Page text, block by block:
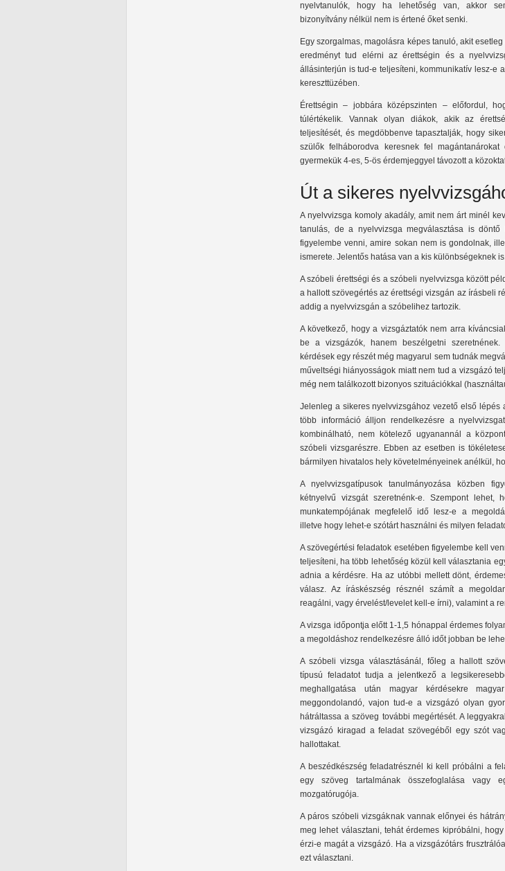
nyelvtanulók, hogy ha lehetőség van, akkor
bizonyítvány nélkül nem is értené őket senki.
Egy szorgalmas, magolásra képes tanuló, akit
eredményt tud elérni az érettségin és a
állásinterjún is tud-e teljesíteni, kommunikatív lesz-e
kereszttüzében.
Érettségin – jobbára középszinten – előfordul,
túlértékelik. Vannak olyan diákok, akik az
teljesítését, és megdöbbenve tapasztalják, hogy
szülők felháborodva keresnek fel
gyermekük 4-es, 5-ös érdemjeggyel távozott a
Út a sikeres
A nyelvvizsga komoly akadály, amit nem árt minél
tanulás, de a nyelvvizsga megválasztása is döntő
figyelembe venni, amire sokan nem is gondolnak,
ismerete. Jelentős hatása van a kis különbségeknek
A szóbeli érettségi és a szóbeli nyelvvizsga között
a hallott szövegértés az érettségi vizsgán az írásbeli
addig a nyelvvizsgán a szóbelihez tartozik.
A következő, hogy a vizsgáztatók nem arra
be a vizsgázók, hanem beszélgetni
kérdések egy részét még magyarul sem tudnák
műveltségi hiányosságok miatt nem tud a vizsgázó
még nem találkozott bizonyos szituációkkal
Jelenleg a sikeres nyelvvizsgához vezető első lépés
több információ álljon rendelkezésre a
kombinálható, nem kötelező ugyanannál a
szóbeli vizsgarészre. Ebben az esetben is
bármilyen hivatalos hely követelményeinek anélkül,
A nyelvvizsgatípusok tanulmányozása közben
kétnyelvű vizsgát szeretnénk-e. Szempont lehet,
munkatempójának megfelelő idő lesz-e a
illetve hogy lehet-e szótárt használni és milyen
A szövegértési feladatok esetében figyelembe kell
teljesíteni, ha több lehetőség közül kell választania
adnia a kérdésre. Ha az utóbbi mellett dönt,
válasz. Az íráskészség résznél számít a
reagálni, vagy érvelést/levelet kell-e írni), valamint a
A vizsga időpontja előtt 1-1,5 hónappal érdemes
a megoldáshoz rendelkezésre álló időt jobban be
A szóbeli vizsga választásánál, főleg a hallott
típusú feladatot tudja a jelentkező a
meghallgatása után magyar kérdésekre
meggondolandó, vajon tud-e a vizsgázó olyan
hátráltassa a szöveg további megértését. A
vizsgázó kiragad a feladat szövegéből egy szót
hallottakat.
A beszédkészség feladatrésznél ki kell próbálni a
egy szöveg tartalmának összefoglalása vagy
mozgatórugója.
A páros szóbeli vizsgáknak vannak előnyei és
meg lehet választani, tehát érdemes kipróbálni,
érzi-e magát a vizsgázó. Ha a vizsgázótárs
ezt választani.